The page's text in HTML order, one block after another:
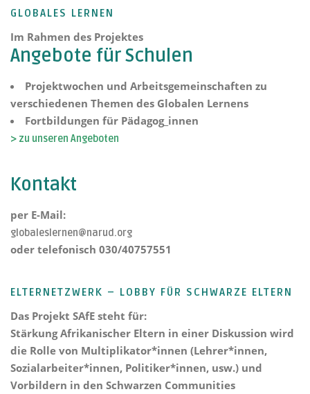
GLOBALES LERNEN
Im Rahmen des Projektes
Angebote für Schulen
Projektwochen und Arbeitsgemeinschaften zu
verschiedenen Themen des Globalen Lernens
Fortbildungen für Pädagog_innen
> zu unseren Angeboten
Kontakt
per E-Mail:
globaleslernen@narud.org
oder telefonisch 030/40757551
ELTERNETZWERK – LOBBY FÜR SCHWARZE ELTERN
Das Projekt SAfE steht für:
Stärkung Afrikanischer Eltern in einer Diskussion wird
die Rolle von Multiplikator*innen (Lehrer*innen,
Sozialarbeiter*innen, Politiker*innen, usw.) und
Vorbildern in den Schwarzen Communities